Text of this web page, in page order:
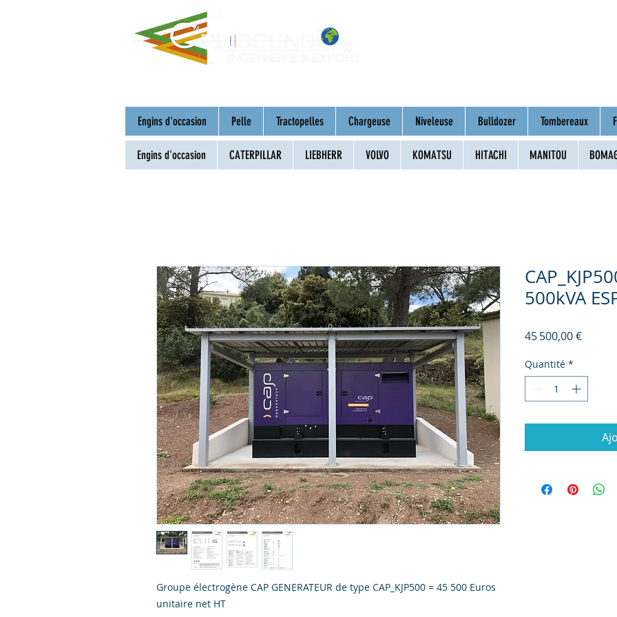
Engins d'occasion Pelle Tractopelles Chargeuse Niveleuse Bulldozer Tombereaux
Engins d'occasion CATERPILLAR LIEBHERR VOLVO KOMATSU HITACHI MANITOU
Groupe électrogène CAP GENERATEUR de type CAP_KJP500 = 45 500 Euros
unitaire net HT
500kVA
45 500,00 €Prix
Quantité *